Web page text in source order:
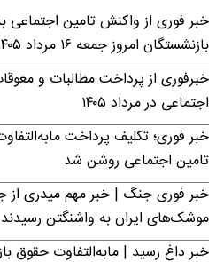
خبر فوری از واکنش تامین اجتماعی
بازنشستگان امروز جمعه ۱۶ مرداد ۱۴۰۵
خبرفوری از پرداخت مطالبات و
اجتماعی در مرداد ۱۴۰۵
خبر فوری؛ تکلیف پرداخت
تامین اجتماعی روشن شد
خبر فوری جنگ | خبر مهم میدری از
موشک‌های ایران به واشنگتن رسیدند
خبر داغ رسید | مابه‌التفاوت حقوق